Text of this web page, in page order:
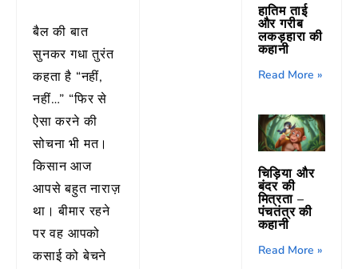
बैल की बात
सुनकर गधा तुरंत
कहता है “नहीं,
नहीं…” “फिर से
ऐसा करने की
सोचना भी मत।
किसान आज
आपसे बहुत नाराज़
था। बीमार रहने
पर वह आपको
कसाई को बेचने
हातिम ताई
और गरीब
लकड़हारा की
कहानी
Read More »
चिड़िया और
बंदर की
मित्रता –
पंचतंत्र की
कहानी
Read More »